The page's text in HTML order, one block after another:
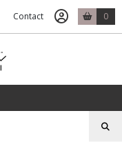
Contact 0